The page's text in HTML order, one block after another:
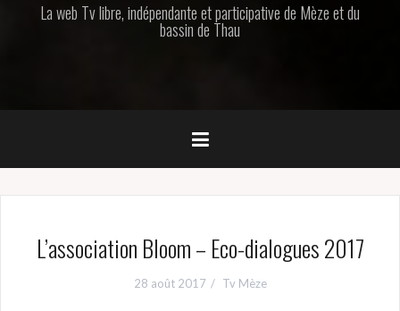
La web Tv libre, indépendante et participative de Mèze et du
bassin de Thau
L’association Bloom – Eco-dialogues 2017
28 août 2017 Tv Mèze